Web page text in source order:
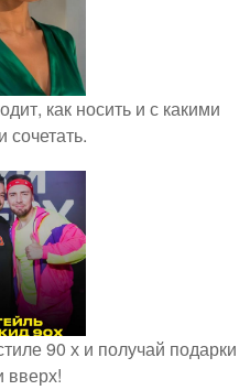
как носить и с какими
сочетать.
90 х и получай подарки
вверх!